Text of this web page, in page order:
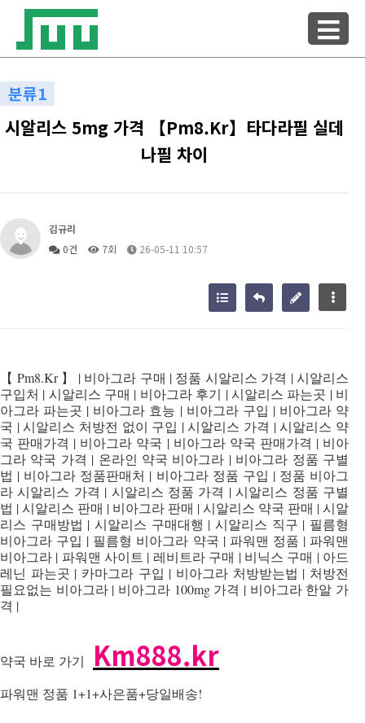
분류1
시알리스 5mg 가격 【Pm8.Kr】타다라필 실데
나필 차이
김규리
0건
7회 26-05-11 10:57
【 Pm8.Kr 】 | 비아그라 구매 | 정품 시알리스 가격 | 시알리스
구입처 | 시알리스 구매 | 비아그라 후기 | 시알리스 파는곳 | 비
아그라 파는곳 | 비아그라 효능 | 비아그라 구입 | 비아그라 약
국 | 시알리스 처방전 없이 구입 | 시알리스 가격 | 시알리스 약
국 판매가격 | 비아그라 약국 | 비아그라 약국 판매가격 | 비아
그라 약국 가격 | 온라인 약국 비아그라 | 비아그라 정품 구별
법 | 비아그라 정품판매처 | 비아그라 정품 구입 | 정품 비아그
라 시알리스 가격 | 시알리스 정품 가격 | 시알리스 정품 구별
법 | 시알리스 판매 | 비아그라 판매 | 시알리스 약국 판매 | 시알
리스 구매방법 | 시알리스 구매대행 | 시알리스 직구 | 필름형
비아그라 구입 | 필름형 비아그라 약국 | 파워맨 정품 | 파워맨
비아그라 | 파워맨 사이트 | 레비트라 구매 | 비닉스 구매 | 아드
레닌 파는곳 | 카마그라 구입 | 비아그라 처방받는법 | 처방전
필요없는 비아그라 | 비아그라 100mg 가격 | 비아그라 한알 가
격 |
약국 바로 가기 Km888.kr
파워맨 정품 1+1+사은품+당일배송!